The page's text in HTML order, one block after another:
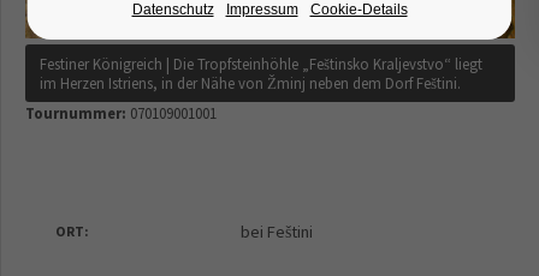
Festiner Königreich | Die Tropfsteinhöhle „Feštinsko Kraljevstvo“ liegt
im Herzen Istriens, in der Nähe von Žminj neben dem Dorf Feštini.
Tournummer: 070109001001
ORT: bei Feštini
Datenschutz Impressum Cookie-Details